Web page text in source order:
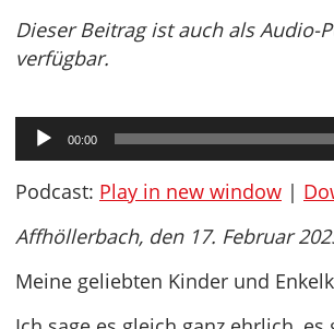
Dieser Beitrag ist auch als Audio-
verfügbar.
Audio-
Player
00:00
Podcast: Play in new window |
Affhöllerbach, den 17. Februar
Meine geliebten Kinder und